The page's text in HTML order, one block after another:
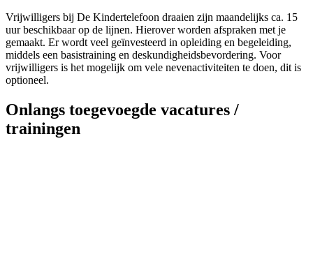
Vrijwilligers bij De Kindertelefoon draaien zijn maandelijks ca. 15
uur beschikbaar op de lijnen. Hierover worden afspraken met je
gemaakt. Er wordt veel geïnvesteerd in opleiding en begeleiding,
middels een basistraining en deskundigheidsbevordering. Voor
vrijwilligers is het mogelijk om vele nevenactiviteiten te doen, dit is
optioneel.
Onlangs toegevoegde vacatures /
trainingen